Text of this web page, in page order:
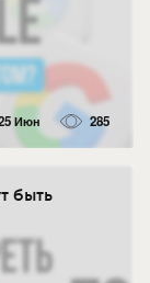
Июн 285
быть